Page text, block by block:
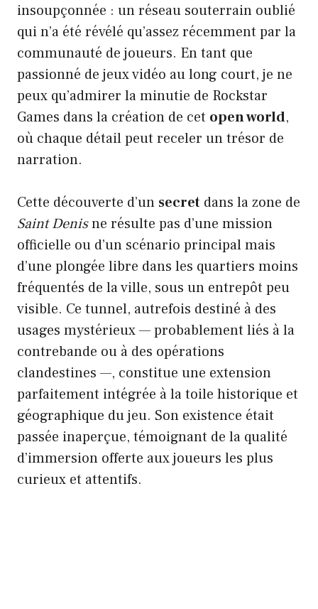
insoupçonnée : un réseau souterrain oublié
qui n’a été révélé qu’assez récemment par la
communauté de joueurs. En tant que
passionné de jeux vidéo au long court, je ne
peux qu’admirer la minutie de Rockstar
Games dans la création de cet open world,
où chaque détail peut receler un trésor de
narration.
Cette découverte d’un secret dans la zone de
Saint Denisne résulte pas d’une mission
officielle ou d’un scénario principal mais
d’une plongée libre dans les quartiers moins
fréquentés de la ville, sous un entrepôt peu
visible. Ce tunnel, autrefois destiné à des
usages mystérieux — probablement liés à la
contrebande ou à des opérations
clandestines —, constitue une extension
parfaitement intégrée à la toile historique et
géographique du jeu. Son existence était
passée inaperçue, témoignant de la qualité
d’immersion offerte aux joueurs les plus
curieux et attentifs.